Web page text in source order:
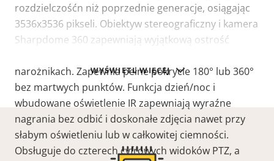
WYŚWIETL WIĘCEJ
rozdzielczośćn niż poprzednie generacje, osiągając
3536x3536 pikseli. Obiektyw stereograficzny i kamera
Sharpdome 360 zapewniają wyjątkową ostrość
narożnikach. Zapewnia pełne pokrycie 180° lub 360°
bez martwych punktów. Funkcja dzień/noc i
wbudowane oświetlenie IR zapewniają wyraźne
nagrania bez odbić i doskonałe zdjęcia nawet przy
słabym oświetleniu lub w całkowitej ciemności.
Obsługuje do czterech cyfrowych widoków PTZ, a